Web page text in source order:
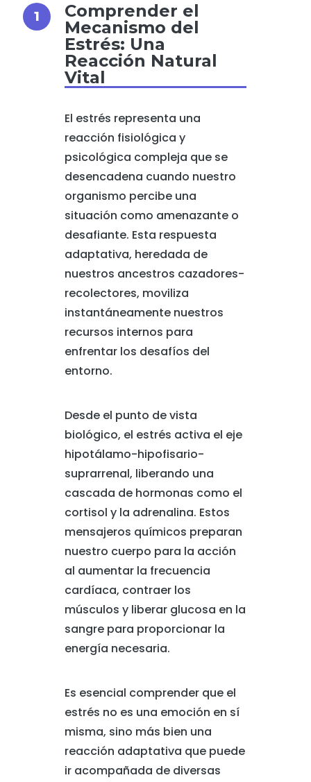
Comprender el
Mecanismo del
Estrés: Una
Reacción Natural
Vital
El estrés representa una
reacción fisiológica y
psicológica compleja que se
desencadena cuando nuestro
organismo percibe una
situación como amenazante o
desafiante. Esta respuesta
adaptativa, heredada de
nuestros ancestros cazadores-
recolectores, moviliza
instantáneamente nuestros
recursos internos para
enfrentar los desafíos del
entorno.
Desde el punto de vista
biológico, el estrés activa el eje
hipotálamo-hipofisario-
suprarrenal, liberando una
cascada de hormonas como el
cortisol y la adrenalina. Estos
mensajeros químicos preparan
nuestro cuerpo para la acción
al aumentar la frecuencia
cardíaca, contraer los
músculos y liberar glucosa en la
sangre para proporcionar la
energía necesaria.
Es esencial comprender que el
estrés no es una emoción en sí
misma, sino más bien una
reacción adaptativa que puede
ir acompañada de diversas